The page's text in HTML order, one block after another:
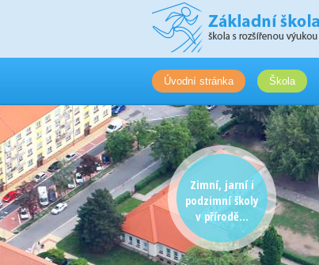
Úvodní stránka Škola
Zimní, jarní i
podzimní školy
v přírodě...